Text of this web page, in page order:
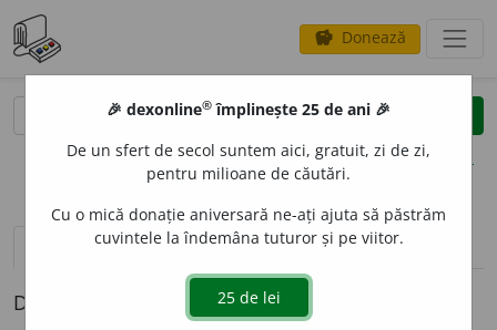
savings Donează
clear
opțiuni
definiții (1) pronunțievolume_up (50)
Definiția cu ID-ul 212548:
🎉 dexonline® împlinește 25 de ani 🎉
De un sfert de secol suntem aici, gratuit, zi de zi,
pentru milioane de căutări.
Cu o mică donație aniversară ne-ați ajuta să păstrăm
cuvintele la îndemâna tuturor și pe viitor.